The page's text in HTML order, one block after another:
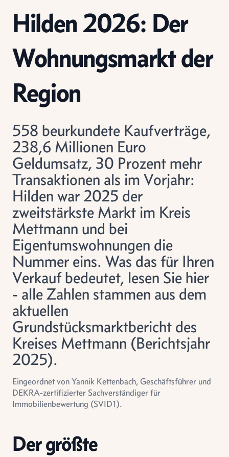
Hilden 2026: Der
Wohnungsmarkt der
Region
558 beurkundete Kaufverträge,
238,6 Millionen Euro
Geldumsatz, 30 Prozent mehr
Transaktionen als im Vorjahr:
Hilden war 2025 der
zweitstärkste Markt im Kreis
Mettmann und bei
Eigentumswohnungen die
Nummer eins. Was das für Ihren
Verkauf bedeutet, lesen Sie hier
- alle Zahlen stammen aus dem
aktuellen
Grundstücksmarktbericht des
Kreises Mettmann (Berichtsjahr
2025).
Eingeordnet von Yannik Kettenbach, Geschäftsführer und
DEKRA-zertifizierter Sachverständiger für
Immobilienbewertung (SVID1).
Der größte